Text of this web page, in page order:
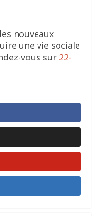
nouveaux
une vie sociale
vous sur 22-